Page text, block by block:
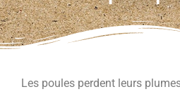
Les poules perdent leurs